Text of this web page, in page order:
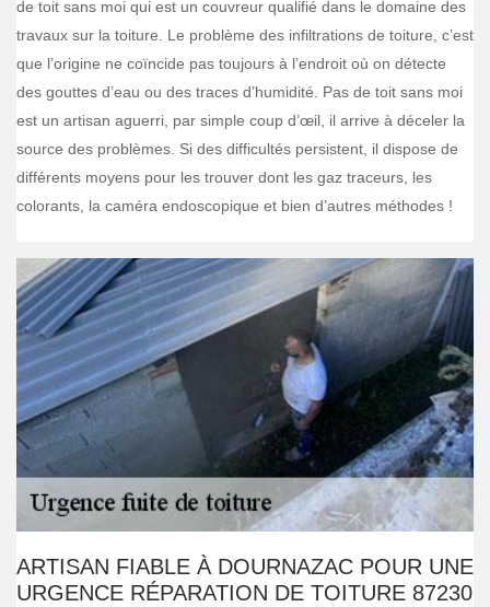
de toit sans moi qui est un couvreur qualifié dans le domaine des
travaux sur la toiture. Le problème des infiltrations de toiture, c’est
que l’origine ne coïncide pas toujours à l’endroit où on détecte
des gouttes d’eau ou des traces d’humidité. Pas de toit sans moi
est un artisan aguerri, par simple coup d’œil, il arrive à déceler la
source des problèmes. Si des difficultés persistent, il dispose de
différents moyens pour les trouver dont les gaz traceurs, les
colorants, la caméra endoscopique et bien d’autres méthodes !
ARTISAN FIABLE À DOURNAZAC POUR UNE
URGENCE RÉPARATION DE TOITURE 87230